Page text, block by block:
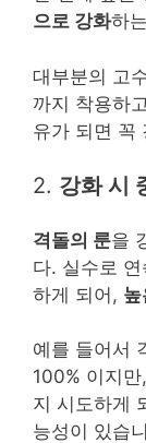
으로 강화하
대부분의 고
까지 착용하
유가 되면 꼭
2. 강화 시
격돌의 룬을
다. 실수로
하게 되어,
예를 들어서
100% 이지
지 시도하게
능성이 있습